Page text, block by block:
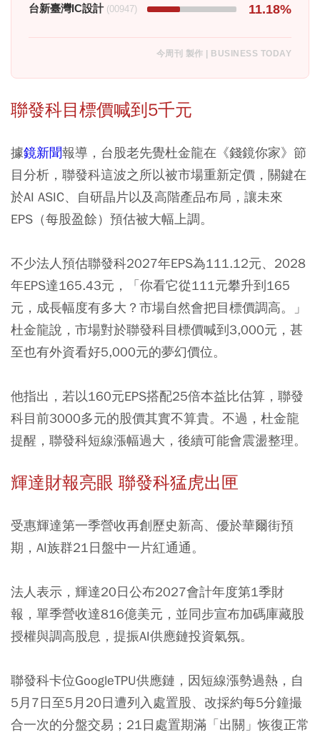
台新臺灣IC設計 (00947) 11.18%
今周刊 製作 | BUSINESS TODAY
聯發科目標價喊到5千元
據鏡新聞報導，台股老先覺杜金龍在《錢鏡你家》節
目分析， 聯發科這波之所以被市場重新定價，關鍵在
於AI ASIC、自研晶片以及高階產品布局 ，讓未來
EPS（每股盈餘）預估被大幅上調。
不少法人預估聯發科2027年EPS為111.12元、2028
年EPS達165.43元，「你看它從111元攀升到165
元，成長幅度有多大？市場自然會把目標價調高。」
杜金龍說，市場對於聯發科目標價喊到3,000元，甚
至也有外資看好5,000元的夢幻價位。
他指出，若以160元EPS搭配25倍本益比估算，聯發
科目前3000多元的股價其實不算貴。不過，杜金龍
提醒，聯發科短線漲幅過大，後續可能會震盪整理。
輝達財報亮眼 聯發科猛虎出匣
受惠輝達第一季營收再創歷史新高、優於華爾街預
期，AI族群21日盤中一片紅通通。
法人表示，輝達20日公布2027會計年度第1季財
報，單季營收達816億美元，並同步宣布加碼庫藏股
授權與調高股息，提振AI供應鏈投資氣氛。
聯發科卡位GoogleTPU供應鏈，因短線漲勢過熱，自
5月7日至5月20日遭列入處置股、改採約每5分鐘撮
合一次的分盤交易；21日處置期滿「出關」恢復正常